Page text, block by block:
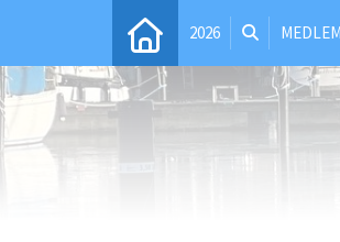
2026